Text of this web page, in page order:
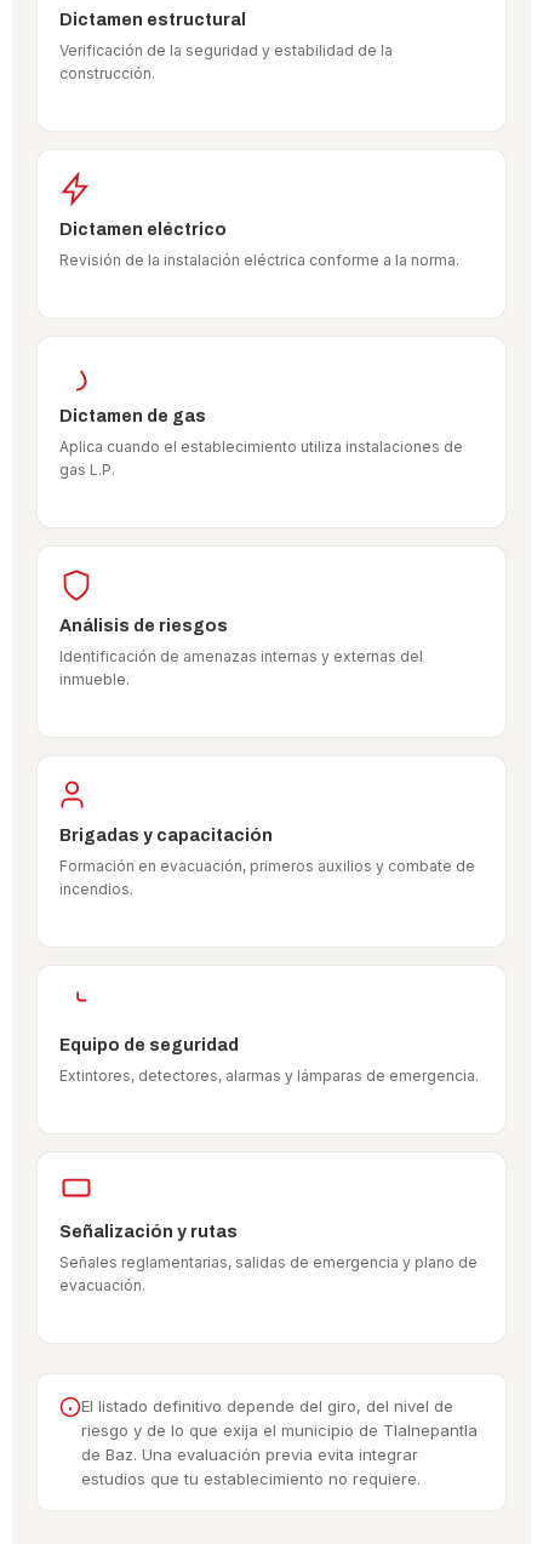
Dictamen estructural
Verificación de la seguridad y estabilidad de la
construcción.
Dictamen eléctrico
Revisión de la instalación eléctrica conforme a la norma.
Dictamen de gas
Aplica cuando el establecimiento utiliza instalaciones de
gas L.P.
Análisis de riesgos
Identificación de amenazas internas y externas del
inmueble.
Brigadas y capacitación
Formación en evacuación, primeros auxilios y combate de
incendios.
Equipo de seguridad
Extintores, detectores, alarmas y lámparas de emergencia.
Señalización y rutas
Señales reglamentarias, salidas de emergencia y plano de
evacuación.
El listado definitivo depende del giro, del nivel de
riesgo y de lo que exija el municipio de Tlalnepantla
de Baz. Una evaluación previa evita integrar
estudios que tu establecimiento no requiere.